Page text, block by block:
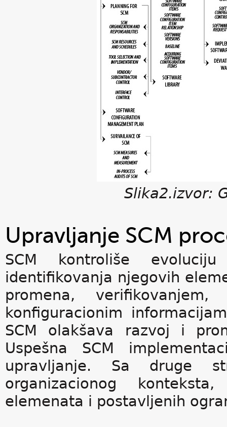
Slika2.izvor:
Upravljanje SCM
SCM kontroliše
identifikovanja njegovih
promena,
konfiguracionim
SCM olakšava razvoj i
Uspešna SCM
upravljanje. Sa druge
organizacionog
elemenata i postavljenih